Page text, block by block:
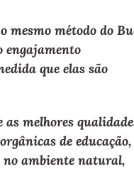
mesmo método do
engajamento
que elas são
melhores
de educação,
no ambiente natural,